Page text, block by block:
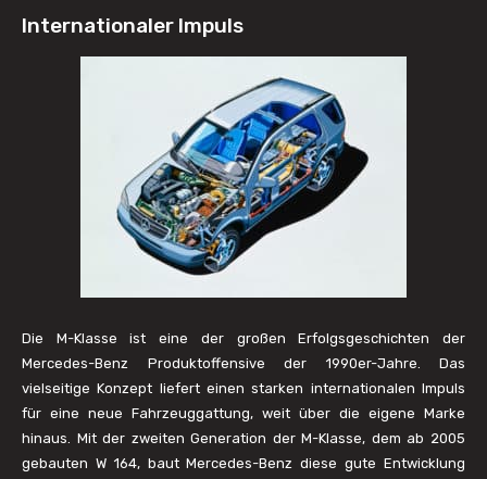
Internationaler Impuls
Die M-Klasse ist eine der großen Erfolgsgeschichten der
Mercedes-Benz Produktoffensive der 1990er-Jahre. Das
vielseitige Konzept liefert einen starken internationalen Impuls
für eine neue Fahrzeuggattung, weit über die eigene Marke
hinaus. Mit der zweiten Generation der M-Klasse, dem ab 2005
gebauten W 164, baut Mercedes-Benz diese gute Entwicklung